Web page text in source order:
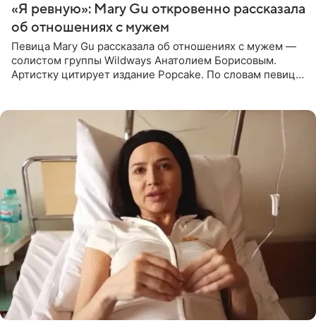
«Я ревную»: Mary Gu откровенно рассказала
об отношениях с мужем
Певица Mary Gu рассказала об отношениях с мужем —
солистом группы Wildways Анатолием Борисовым.
Артистку цитирует издание Popcake. По словам певицы,